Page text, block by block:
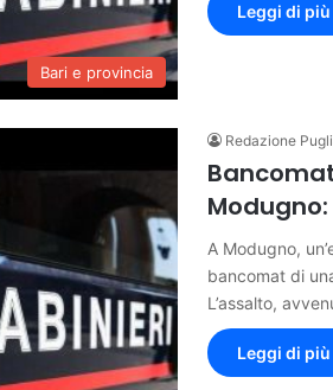
Bari e provincia
Leggi di più
Redazione
A Modugno,
bancomat di
L’assalto,
Leggi di più